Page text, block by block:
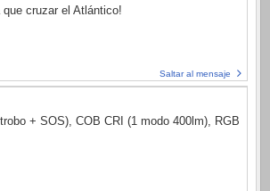
cruzar el Atlántico!
Saltar al mensaje
+ SOS), COB CRI (1 modo 400lm), RGB